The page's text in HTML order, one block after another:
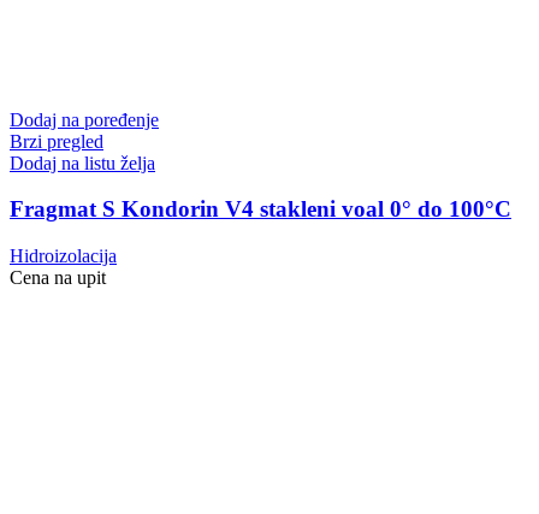
Dodaj na poređenje
Brzi pregled
Dodaj na listu želja
Fragmat S Kondorin V4 stakleni voal 0° do 100°C
Hidroizolacija
Cena na upit